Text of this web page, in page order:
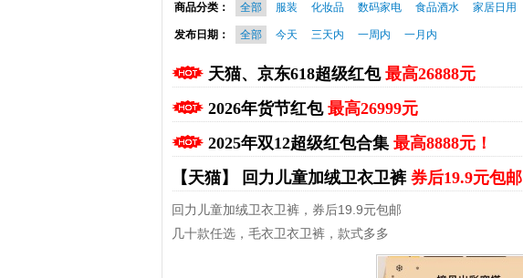
商品分类： 全部 服装 化妆品 数码家电 食品酒水 家居日用
发布日期： 全部 今天 三天内 一周内 一月内
天猫、京东618超级红包 最高26888元
2026年货节红包 最高26999元
2025年双12超级红包合集 最高8888元！
【天猫】
回力儿童加绒卫衣卫裤 券后19.9元包邮
回力儿童加绒卫衣卫裤，券后19.9元包邮
几十款任选，毛衣卫衣卫裤，款式多多